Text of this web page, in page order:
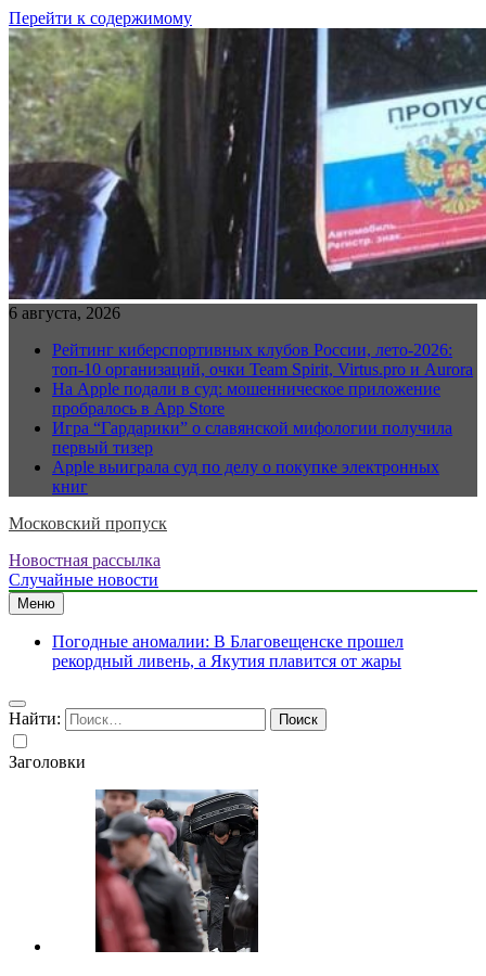
Перейти к содержимому
6 августа, 2026
Рейтинг киберспортивных клубов России, лето-2026:
топ-10 организаций, очки Team Spirit, Virtus.pro и Aurora
На Apple подали в суд: мошенническое приложение
пробралось в App Store
Игра “Гардарики” о славянской мифологии получила
первый тизер
Apple выиграла суд по делу о покупке электронных
книг
Московский пропуск
Новостная рассылка
Случайные новости
Меню
Погодные аномалии: В Благовещенске прошел
рекордный ливень, а Якутия плавится от жары
Найти:
Заголовки